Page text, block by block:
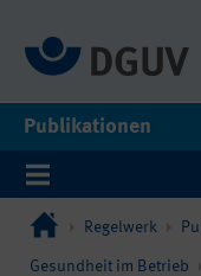
Publikationen
Regelwerk
Gesundheit im Betrieb